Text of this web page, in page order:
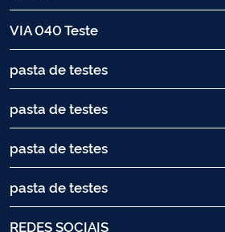
VIA 040 Teste
pasta de testes
pasta de testes
pasta de testes
pasta de testes
REDES SOCIAIS